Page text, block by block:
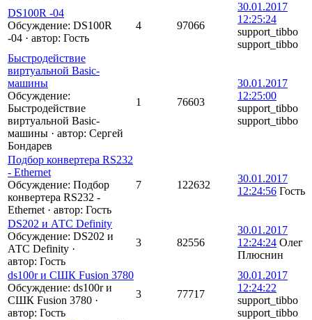
DS100R -04
Обсуждение: DS100R
-04 · автор: Гость
4 97066
30.01.2017
12:25:24
support_tibbo
support_tibbo
Быстродействие
виртуальной Basic-
машины
Обсуждение:
Быстродействие
виртуальной Basic-
машины · автор: Сергей
Бондарев
1 76603
30.01.2017
12:25:00
support_tibbo
support_tibbo
Подбор конвертера RS232
- Ethernet
Обсуждение: Подбор
конвертера RS232 -
Ethernet · автор: Гость
7 122632
30.01.2017
12:24:56 Гость
DS202 и АТС Definity
Обсуждение: DS202 и
АТС Definity ·
автор: Гость
3 82556
30.01.2017
12:24:24 Олег
Плюснин
ds100r и СШК Fusion 3780
Обсуждение: ds100r и
СШК Fusion 3780 ·
автор: Гость
3 77717
30.01.2017
12:24:22
support_tibbo
support_tibbo